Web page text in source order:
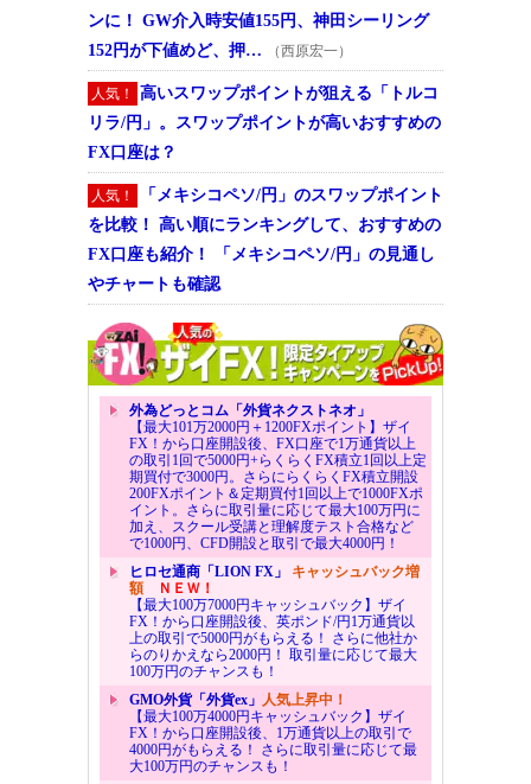
ンに！ GW介入時安値155円、神田シーリング
152円が下値めど、押…
（西原宏一）
人気！
高いスワップポイントが狙える「トルコ
リラ/円」。スワップポイントが高いおすすめの
FX口座は？
人気！
「メキシコペソ/円」のスワップポイント
を比較！ 高い順にランキングして、おすすめの
FX口座も紹介！ 「メキシコペソ/円」の見通し
やチャートも確認
外為どっとコム「外貨ネクストネオ」
【最大101万2000円＋1200FXポイント】ザイ
FX！から口座開設後、FX口座で1万通貨以上
の取引1回で5000円+らくらくFX積立1回以上定
期買付で3000円。さらにらくらくFX積立開設
200FXポイント＆定期買付1回以上で1000FXポ
イント。さらに取引量に応じて最大100万円に
加え、スクール受講と理解度テスト合格など
で1000円、CFD開設と取引で最大4000円！
ヒロセ通商「LION FX」 キャッシュバック増
額ＮＥＷ！
【最大100万7000円キャッシュバック】ザイ
FX！から口座開設後、英ポンド/円1万通貨以
上の取引で5000円がもらえる！ さらに他社か
らのりかえなら2000円！ 取引量に応じて最大
100万円のチャンスも！
GMO外貨「外貨ex」 人気上昇中！
【最大100万4000円キャッシュバック】ザイ
FX！から口座開設後、1万通貨以上の取引で
4000円がもらえる！ さらに取引量に応じて最
大100万円のチャンスも！